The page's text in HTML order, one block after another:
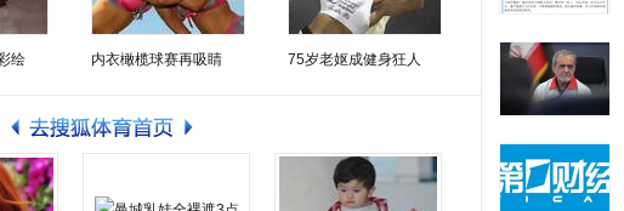
绘 内衣橄榄球赛再吸睛 75岁老妪成健身狂人